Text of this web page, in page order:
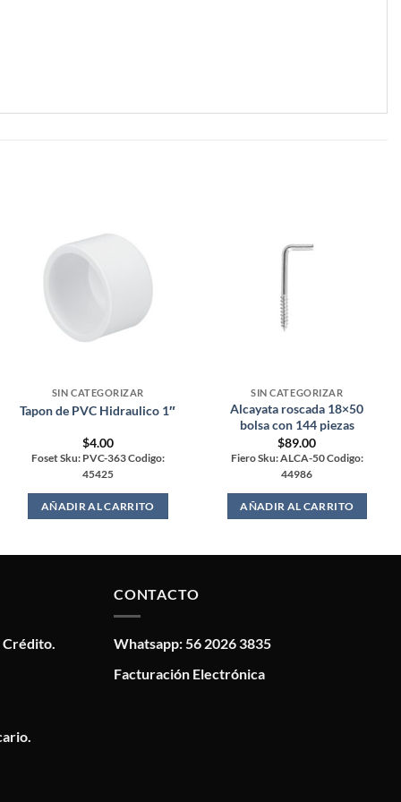
SIN CATEGORIZAR
Tapon de PVC Hidraulico 1″
$4.00
Foset Sku: PVC-363 Codigo:
45425
AÑADIR AL CARRITO
SIN CATEGORIZAR
Alcayata roscada 18×50
bolsa con 144 piezas
$89.00
Fiero Sku: ALCA-50 Codigo:
44986
AÑADIR AL CARRITO
CONTACTO
Whatsapp: 56 2026 3835
Facturación Electrónica